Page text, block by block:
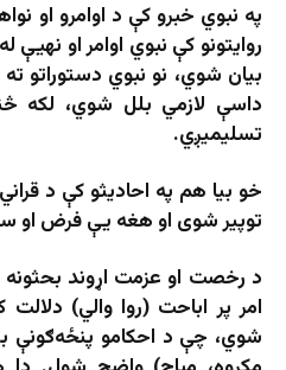
په نبوي خبرو کې د اوامرو او
روایتونو کې نبوي اوامر او
بیان شوي، نو نبوي دستوراتو
داسې لازمي بلل شوي، لکه
تسلیمیږي.
خو بیا هم په احادیثو کې د قراني
توپیر شوی او هغه یې فرض او
د رخصت او عزمت اړوند بحثونه
امر پر اباحت (روا والي)
شوي، چې د احکامو پنځه‌ګونې